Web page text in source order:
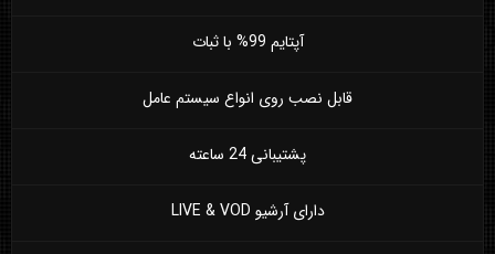
آپتایم 99% با ثبات
قابل نصب روی انواع سیستم عامل
پشتیبانی 24 ساعته
دارای آرشیو LIVE & VOD